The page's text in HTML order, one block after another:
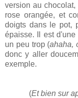
version au
rose orangée, et
doigts dans le pot,
épaisse. Il est
un peu trop (ahaha,
donc y aller
exemple.
(Et bien sur